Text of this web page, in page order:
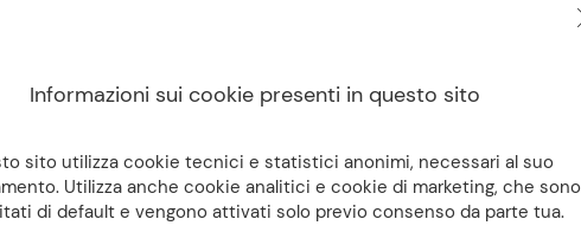
Informazioni sui cookie presenti in questo sito
sito utilizza cookie tecnici e statistici anonimi, necessari al suo
Utilizza anche cookie analitici e cookie di marketing, che sono
di default e vengono attivati solo previo consenso da parte tua.